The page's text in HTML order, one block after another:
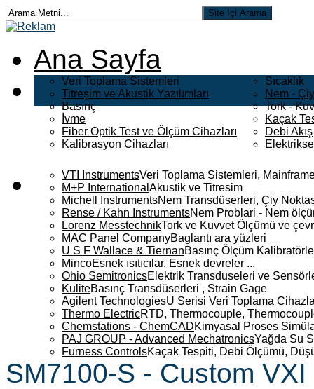
Ana Sayfa
Veri Toplama Sistemleri
Titreşim ve Akustik Yazılımları
Basınç
İvme
Fiber Optik Test ve Ölçüm Cihazları
Kalibrasyon Cihazları
Sıcaklık
Nem -
Tork -
Kaçak
Debi Akış
VTI InstrumentsVeri Toplama Sistemleri,
M+P International Akustik ve Titresim
Michell InstrumentsNem Transdüserleri, Çiy
Rense / Kahn InstrumentsNem Problari - Nem
Lorenz MesstechnikTork ve Kuvvet Ölçümü ve
MAC Panel CompanyBaglantı ara yüzleri
U S F Wallace & TiernanBasınç Ölçüm
MincoEsnek ısıtıcılar, Esnek devreler ...
Ohio SemitronicsElektrik Transduseleri ve
KuliteBasınç Transdüserleri , Strain Gage
Agilent TechnologiesU Serisi Veri Toplama
Thermo ElectricRTD, Thermocouple,
Chemstations - ChemCADKimyasal Proses
PAJ GROUP - Advanced MechatronicsYağda Su
Furness ControlsKaçak Tespiti, Debi Ölçümü,
SM7100-S - Custom